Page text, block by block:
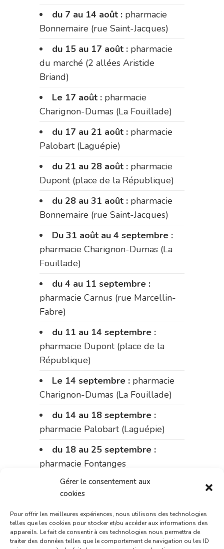
Gérer le consentement aux
cookies
Pour offrir les meilleures expériences, nous utilisons des technologies
telles que les cookies pour stocker et/ou accéder aux informations des
appareils. Le fait de consentir à ces technologies nous permettra de
traiter des données telles que le comportement de navigation ou les ID
du 7 au 14 août : pharmacie
Bonnemaire (rue Saint-Jacques)
du 15 au 17 août : pharmacie
du marché (2 allées Aristide
Briand)
Le 17 août : pharmacie
Charignon-Dumas (La Fouillade)
du 17 au 21 août : pharmacie
Palobart (Laguépie)
du 21 au 28 août : pharmacie
Dupont (place de la République)
du 28 au 31 août : pharmacie
Bonnemaire (rue Saint-Jacques)
Du 31 août au 4 septembre :
pharmacie Charignon-Dumas (La
Fouillade)
du 4 au 11 septembre :
pharmacie Carnus (rue Marcellin-
Fabre)
du 11 au 14 septembre :
pharmacie Dupont (place de la
République)
Le 14 septembre : pharmacie
Charignon-Dumas (La Fouillade)
du 14 au 18 septembre :
pharmacie Palobart (Laguépie)
du 18 au 25 septembre :
pharmacie Fontanges
du 25 au 28 septembre :
pharmacie du marché (2 allées
Aristide Briand)
Du 28 septembre au 1er